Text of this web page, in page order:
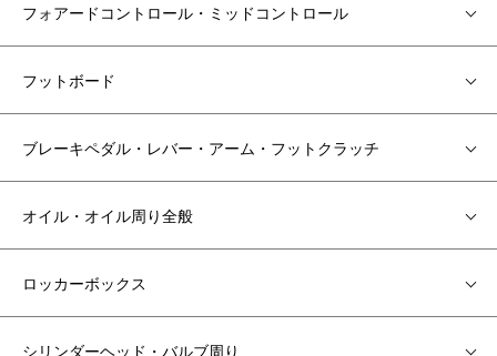
フォアードコントロール・ミッドコントロール
フットボード
ブレーキペダル・レバー・アーム・フットクラッチ
オイル・オイル周り全般
ロッカーボックス
シリンダーヘッド・バルブ周り